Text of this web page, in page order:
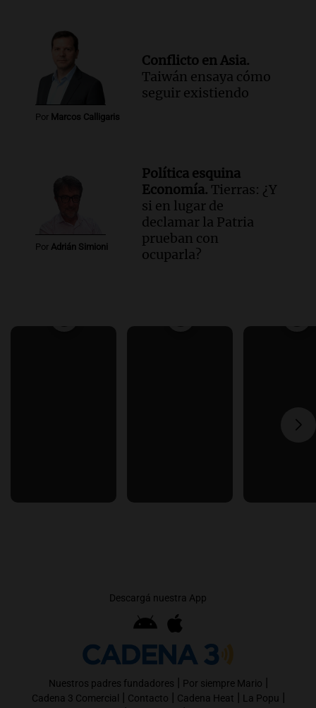
Por Marcos Calligaris
Conflicto en Asia.
Taiwán ensaya cómo
seguir existiendo
Por Adrián Simioni
Política esquina
Economía. Tierras: ¿Y
si en lugar de
declamar la Patria
prueban con
ocuparla?
Descargá nuestra App
Nuestros padres fundadores | Por siempre Mario |
Cadena 3 Comercial | Contacto | Cadena Heat | La Popu |